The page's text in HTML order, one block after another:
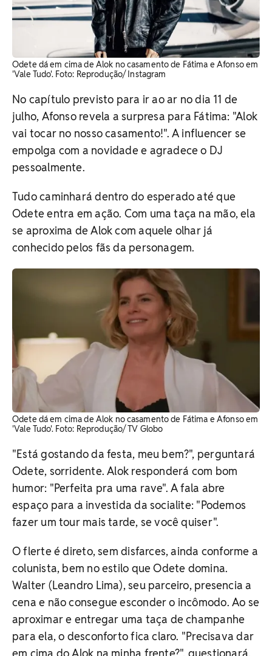
Odete dá em cima de Alok no casamento de Fátima e Afonso em
'Vale Tudo'. Foto: Reprodução/ Instagram
No capítulo previsto para ir ao ar no dia 11 de
julho, Afonso revela a surpresa para Fátima: "Alok
vai tocar no nosso casamento!". A influencer se
empolga com a novidade e agradece o DJ
pessoalmente.
Tudo caminhará dentro do esperado até que
Odete entra em ação. Com uma taça na mão, ela
se aproxima de Alok com aquele olhar já
conhecido pelos fãs da personagem.
Odete dá em cima de Alok no casamento de Fátima e Afonso em
'Vale Tudo'. ​Foto: Reprodução/ TV Globo
"Está gostando da festa, meu bem?", perguntará
Odete, sorridente. Alok responderá com bom
humor: "Perfeita pra uma rave". A fala abre
espaço para a investida da socialite: "Podemos
fazer um tour mais tarde, se você quiser".
O flerte é direto, sem disfarces, ainda conforme a
colunista, bem no estilo que Odete domina.
Walter (Leandro Lima), seu parceiro, presencia a
cena e não consegue esconder o incômodo. Ao se
aproximar e entregar uma taça de champanhe
para ela, o desconforto fica claro. "Precisava dar